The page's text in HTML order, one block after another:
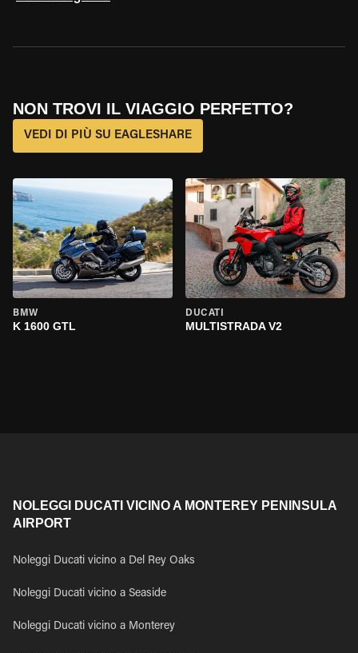
NON TROVI IL VIAGGIO PERFETTO?
VEDI DI PIÙ SU EAGLESHARE
BMW
K 1600 GTL
DUCATI
MULTISTRADA V2
NOLEGGI DUCATI VICINO A MONTEREY PENINSULA
AIRPORT
Noleggi Ducati vicino a Del Rey Oaks
Noleggi Ducati vicino a Seaside
Noleggi Ducati vicino a Monterey